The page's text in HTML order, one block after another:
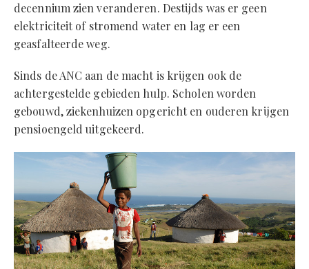
decennium zien veranderen. Destijds was er geen
elektriciteit of stromend water en lag er een
geasfalteerde weg.
Sinds de ANC aan de macht is krijgen ook de
achtergestelde gebieden hulp. Scholen worden
gebouwd, ziekenhuizen opgericht en ouderen krijgen
pensioengeld uitgekeerd.